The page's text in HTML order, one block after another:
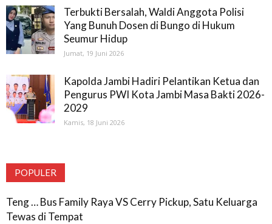
Terbukti Bersalah, Waldi Anggota Polisi
Yang Bunuh Dosen di Bungo di Hukum
Seumur Hidup
Jumat, 19 Juni 2026
Kapolda Jambi Hadiri Pelantikan Ketua dan
Pengurus PWI Kota Jambi Masa Bakti 2026-
2029
Kamis, 18 Juni 2026
POPULER
Teng … Bus Family Raya VS Cerry Pickup, Satu Keluarga
Tewas di Tempat